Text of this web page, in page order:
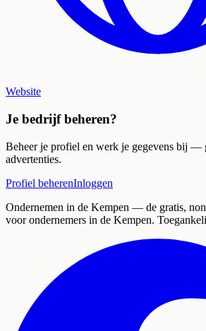
Website
Je bedrijf beheren?
Beheer je profiel en werk je gegevens bij —
advertenties.
Profiel beherenInloggen
Ondernemen in de Kempen — de gratis,
voor ondernemers in de Kempen.